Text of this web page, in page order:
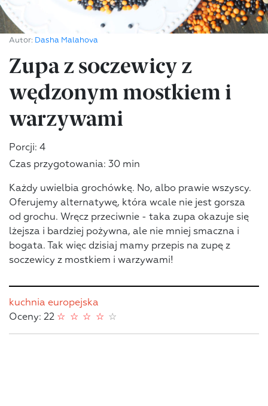
Autor: Dasha Malahova
Zupa z soczewicy z
wędzonym mostkiem i
warzywami
Porcji: 4
Czas przygotowania: 30 min
Każdy uwielbia grochówkę. No, albo prawie wszyscy.
Oferujemy alternatywę, która wcale nie jest gorsza
od grochu. Wręcz przeciwnie - taka zupa okazuje się
lżejsza i bardziej pożywna, ale nie mniej smaczna i
bogata. Tak więc dzisiaj mamy przepis na zupę z
soczewicy z mostkiem i warzywami!
kuchnia europejska
Oceny: 22
☆
☆
☆
☆
☆